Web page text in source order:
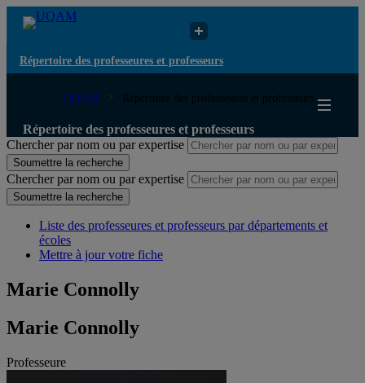
Répertoire des professeures et professeurs
UQAM Répertoire des professeures et professeurs
Répertoire des professeures et professeurs
Chercher par nom ou par expertise
Soumettre la recherche
Chercher par nom ou par expertise
Soumettre la recherche
Liste des professeures et professeurs par départements et
écoles
Mettre à jour votre fiche
Marie Connolly
Marie Connolly
Professeure